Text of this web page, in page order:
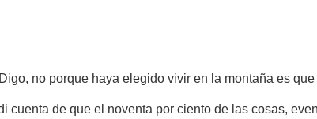
no porque haya elegido vivir en la montaña es
de que el noventa por ciento de las cosas,